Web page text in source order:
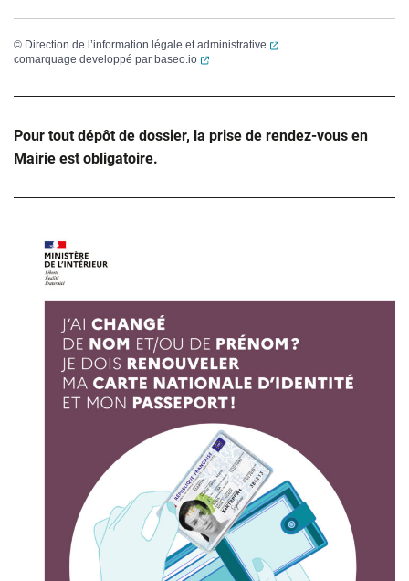
© Direction de l’information légale et administrative
(ouverture dans un
comarquage developpé par baseo.io (ouverture dans un nouvel onglet)
Pour tout dépôt de dossier, la prise de rendez-vous en
Mairie est obligatoire.